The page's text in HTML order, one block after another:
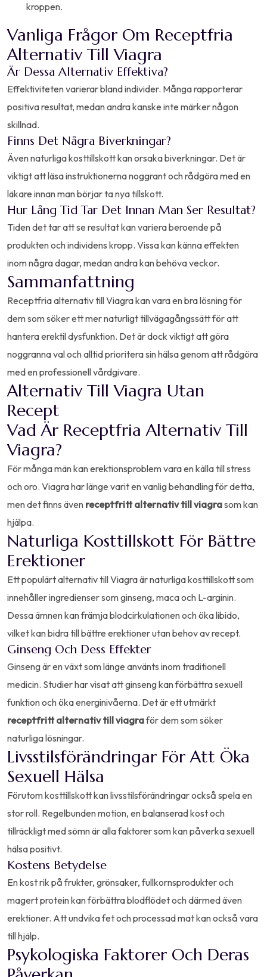
kroppen.
Vanliga Frågor Om Receptfria
Alternativ Till Viagra
Är Dessa Alternativ Effektiva?
Effektiviteten varierar bland individer. Många rapporterar
positiva resultat, medan andra kanske inte märker någon
skillnad.
Finns Det Några Biverkningar?
Även naturliga kosttillskott kan orsaka biverkningar. Det är
viktigt att läsa instruktionerna noggrant och rådgöra med en
läkare innan man börjar ta nya tillskott.
Hur Lång Tid Tar Det Innan Man Ser Resultat?
Tiden det tar att se resultat kan variera beroende på
produkten och individens kropp. Vissa kan känna effekten
inom några dagar, medan andra kan behöva veckor.
Sammanfattning
Receptfria alternativ till Viagra kan vara en bra lösning för
dem som söker ett mer naturligt tillvägagångssätt för att
hantera erektil dysfunktion. Det är dock viktigt att göra
noggranna val och alltid prioritera sin hälsa genom att rådgöra
med en professionell vårdgivare.
Alternativ Till Viagra Utan
Recept
Vad Är Receptfria Alternativ Till
Viagra?
För många män kan erektionsproblem vara en källa till stress
och oro. Viagra har länge varit en vanlig behandling för detta,
men det finns även receptfritt alternativ till viagrasom kan
hjälpa.
Naturliga Kosttillskott För Bättre
Erektioner
Ett populärt alternativ till Viagra är naturliga kosttillskott som
innehåller ingredienser som ginseng, maca och L-arginin.
Dessa ämnen kan främja blodcirkulationen och öka libido,
vilket kan bidra till bättre erektioner utan behov av recept.
Ginseng Och Dess Effekter
Ginseng är en växt som länge använts inom traditionell
medicin. Studier har visat att ginseng kan förbättra sexuell
funktion och öka energinivåerna. Det är ett utmärkt
receptfritt alternativ till viagraför dem som söker
naturliga lösningar.
Livsstilsförändringar För Att Öka
Sexuell Hälsa
Förutom kosttillskott kan livsstilsförändringar också spela en
stor roll. Regelbunden motion, en balanserad kost och
tillräckligt med sömn är alla faktorer som kan påverka sexuell
hälsa positivt.
Kostens Betydelse
En kost rik på frukter, grönsaker, fullkornsprodukter och
magert protein kan förbättra blodflödet och därmed även
erektioner. Att undvika fet och processad mat kan också vara
till hjälp.
Psykologiska Faktorer Och Deras